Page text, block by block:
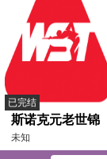
已完结
斯诺克元老世锦
赛 阿尔菲·伯顿8-
未知